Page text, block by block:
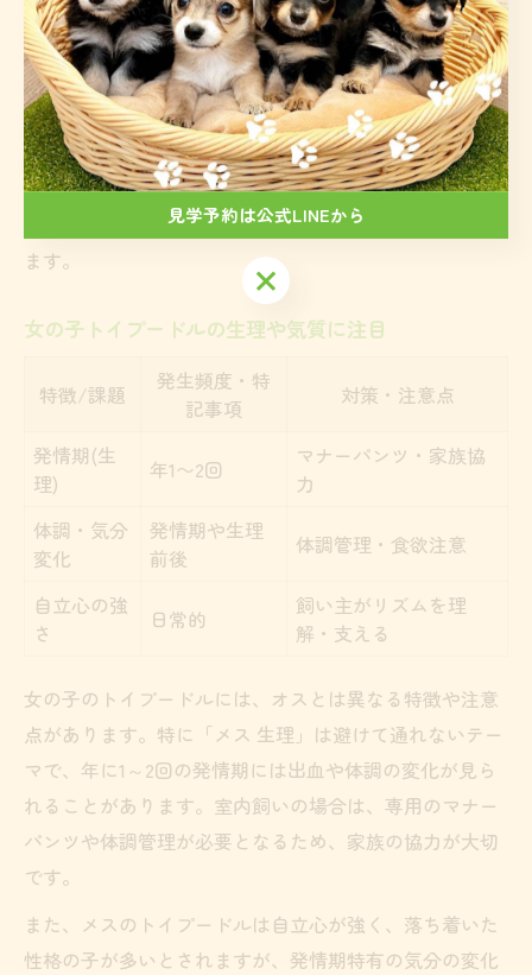
実際の飼い主の声では、散歩中のマーキングや、他の犬
に対する強い反応に困った経験が多く聞かれます。一方
で、去勢手術を行うことでこれらの行動が軽減されるこ
とも多く、早めの判断や動物病院との相談がポイントで
す。オスのトイプードルを選ぶ場合は、活発さと愛情深
さを楽しみつつ、しつけや生活環境の工夫が大切といえ
ます。
女の子トイプードルの生理や気質に注目
特徴/課題
発生頻度・特
記事項
対策・注意点
発情期(生
理)
年1〜2回
マナーパンツ・家族協
力
体調・気分
変化
発情期や生理
前後
体調管理・食欲注意
自立心の強
さ
日常的
飼い主がリズムを理
解・支える
女の子のトイプードルには、オスとは異なる特徴や注意
点があります。特に「メス 生理」は避けて通れないテー
マで、年に1～2回の発情期には出血や体調の変化が見ら
れることがあります。室内飼いの場合は、専用のマナー
パンツや体調管理が必要となるため、家族の協力が大切
です。
また、メスのトイプードルは自立心が強く、落ち着いた
性格の子が多いとされますが、発情期特有の気分の変化
見学予約は公式LINEから
見学予約は公式LINEから